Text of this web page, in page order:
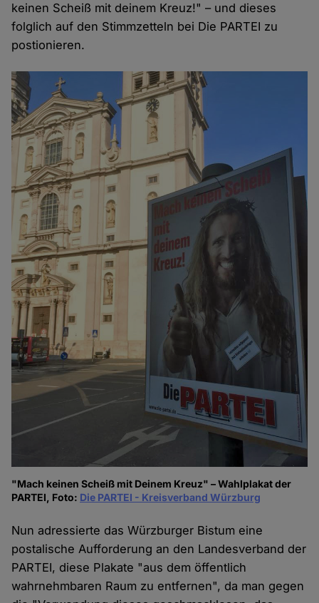
keinen Scheiß mit deinem Kreuz!" – und dieses
folglich auf den Stimmzetteln bei Die PARTEI zu
postionieren.
"Mach keinen Scheiß mit Deinem Kreuz" – Wahlplakat der
PARTEI, Foto: Die PARTEI - Kreisverband Würzburg
Nun adressierte das Würzburger Bistum eine
postalische Aufforderung an den Landesverband der
PARTEI, diese Plakate "aus dem öffentlich
wahrnehmbaren Raum zu entfernen", da man gegen